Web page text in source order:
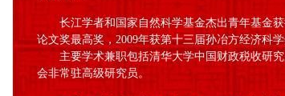
长江学者和国家自然科学基金杰出青年基金
论文奖最高奖，2009年获第十三届孙冶方经济科学
主要学术兼职包括清华大学中国财政税收研
会非常驻高级研究员。